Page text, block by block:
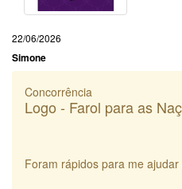
22/06/2026
Simone
Concorrência
Logo - Farol para as
Foram rápidos para me